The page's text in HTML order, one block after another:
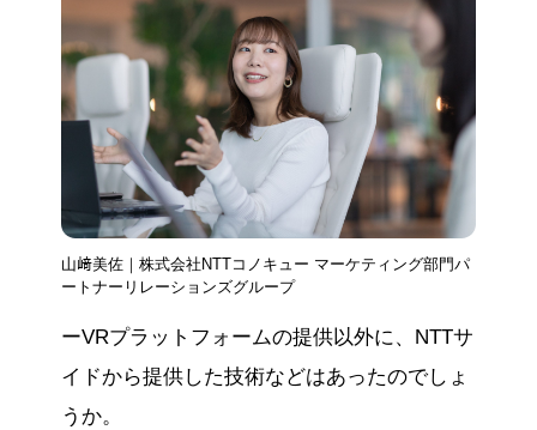
山﨑美佐｜株式会社NTTコノキュー マーケティング部門パ
ートナーリレーションズグループ
ーVRプラットフォームの提供以外に、NTTサ
イドから提供した技術などはあったのでしょ
うか。